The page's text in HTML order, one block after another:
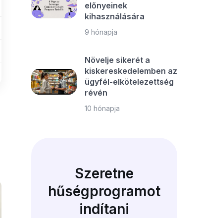
előnyeinek
kihasználására
9 hónapja
Növelje sikerét a
kiskereskedelemben az
ügyfél-elkötelezettség
révén
10 hónapja
Szeretne
hűségprogramot
indítani